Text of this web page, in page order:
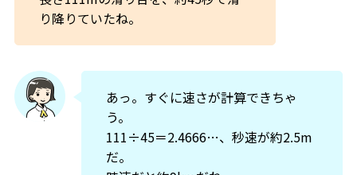
り降りていたね。
あっ。すぐに速さが計算できちゃ
う。
111÷45＝2.4666…、秒速が約2.5m
だ。